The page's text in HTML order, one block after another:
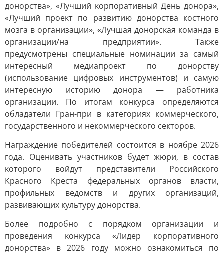
донорства», «Лучший корпоративный День донора»,
«Лучший проект по развитию донорства костного
мозга в организации», «Лучшая донорская команда в
организации/на предприятии». Также
предусмотрены специальные номинации за самый
интересный медиапроект по донорству
(использование цифровых инструментов) и самую
интересную историю донора — работника
организации. По итогам конкурса определяются
обладатели Гран-при в категориях коммерческого,
государственного и некоммерческого секторов.
Награждение победителей состоится в ноябре 2026
года. Оценивать участников будет жюри, в состав
которого войдут представители Российского
Красного Креста федеральных органов власти,
профильных ведомств и других организаций,
развивающих культуру донорства.
Более подробно с порядком организации и
проведения конкурса «Лидер корпоративного
донорства» в 2026 году можно ознакомиться по